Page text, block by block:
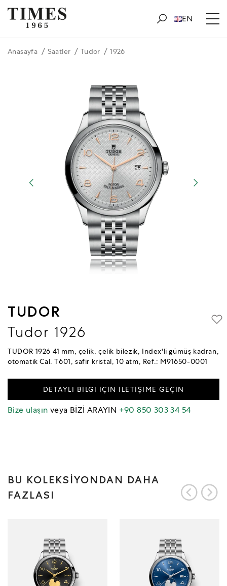
EN
Anasayfa Saatler Tudor 1926
TUDOR
Tudor 1926
TUDOR 1926 41 mm, çelik, çelik bilezik, Index'li gümüş kadran,
otomatik Cal. T601, safir kristal, 10 atm, Ref.: M91650-0001
DETAYLI BİLGİ İÇİN İLETİŞİME GEÇİN
Bize ulaşın veya BİZİ ARAYIN +90 850 303 34 54
BU KOLEKSİYONDAN DAHA
FAZLASI